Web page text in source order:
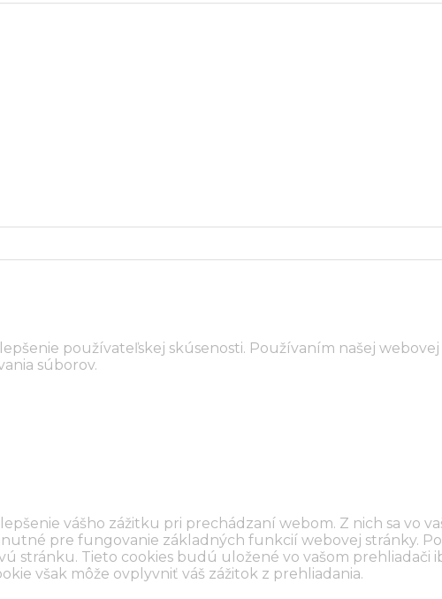
používateľskej skúsenosti. Používaním našej
súborov.
vášho zážitku pri prechádzaní webom. Z nich sa vo
pre fungovanie základných funkcií webovej stránky.
stránku. Tieto cookies budú uložené vo vašom prehliadači
však môže ovplyvniť váš zážitok z prehliadania.